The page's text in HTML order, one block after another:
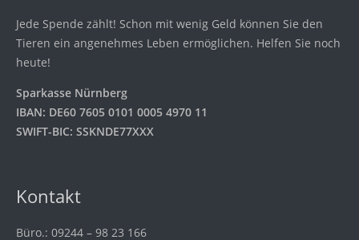
Jede Spende zählt! Schon mit wenig Geld können Sie den
Tieren ein angenehmes Leben ermöglichen. Helfen Sie noch
heute!
Sparkasse Nürnberg
IBAN: DE60 7605 0101 0005 4970 11
SWIFT-BIC: SSKNDE77XXX
Kontakt
Büro.: 09244 – 98 23 166